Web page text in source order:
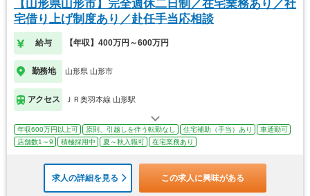
【山形県山形市】完全週休二日制／在宅業務あり／社
宅借り上げ制度あり／赴任手当応相談
給与 【年収】400万円～600万円
勤務地 山形県 山形市
アクセス ＪＲ奥羽本線 山形駅
年収600万円以上可 原則、引越しを伴う転勤なし 住宅補助（手当）あり
車通勤可
店舗数1～9
積極採用中 夏～秋入職可 在宅業務あり
求人の詳細を見る この求人に興味がある